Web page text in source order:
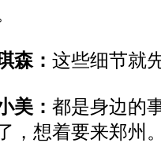
森： 这些细节就
美： 都是身边的
，想着要来郑州。